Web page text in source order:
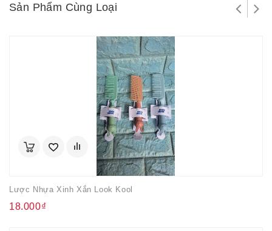
Sản Phẩm Cùng Loại
Lược Nhựa Xinh Xắn Look Kool
18.000₫